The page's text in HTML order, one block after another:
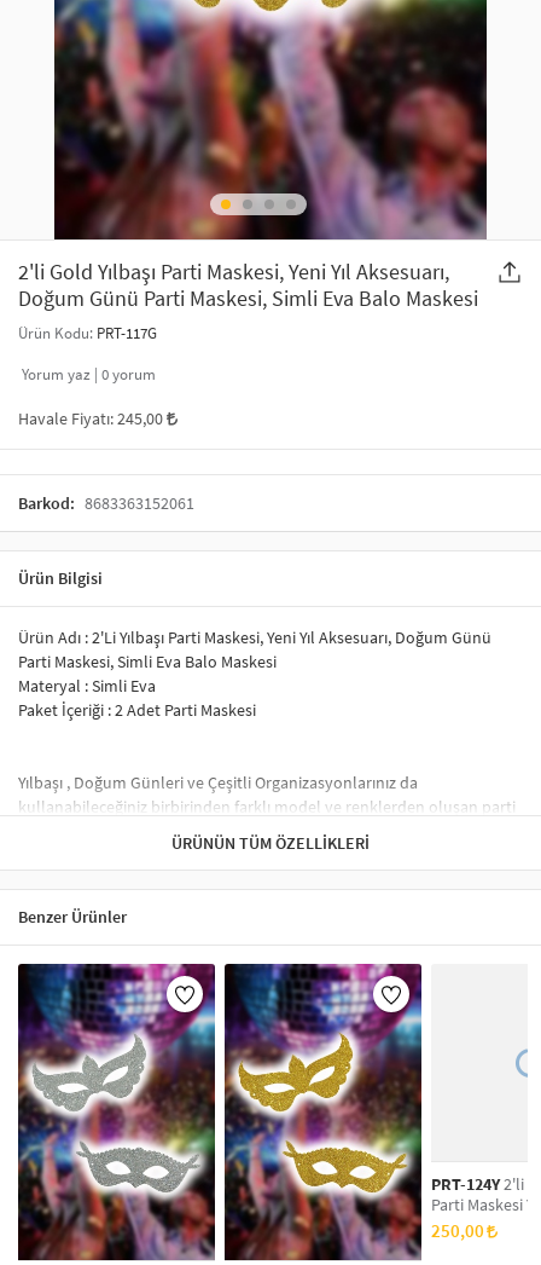
SAÇ AKSESUARLARI
GELİN / DÜĞÜN AKSESUARLARI
TELEFON ASKISI
MAKYAJ ÇANTASI
ŞAL VE FULAR
ODA KOKUSU VE MUM
PARTİ SÜSLERİ
YILBAŞI ÜRÜNLERİ
KULLAN AT TABAK BARDAK SETİ
2'li Gold Yılbaşı Parti Maskesi, Yeni Yıl Aksesuarı,
Doğum Günü Parti Maskesi, Simli Eva Balo Maskesi
Ürün Kodu: PRT-117G
Yorum yaz | 0yorum
Havale Fiyatı:245,00
Barkod: 8683363152061
Ürün Bilgisi
Ürün Adı : 2'Li Yılbaşı Parti Maskesi, Yeni Yıl Aksesuarı, Doğum Günü
Parti Maskesi, Simli Eva Balo Maskesi
Materyal : Simli Eva
Paket İçeriği : 2 Adet Parti Maskesi
Yılbaşı , Doğum Günleri ve Çeşitli Organizasyonlarınız da
kullanabileceğiniz birbirinden farklı model ve renklerden oluşan parti
maskelerimiz ile partileriniz daha da eğlenceli bir hal alacak.
Simli evadan üretildiği üzere azda olsa sim dökülmeleri yaşanacaktır.
İnce Lastik İp ile kolay kullanım sağlamaktadır.
Baş çevrenize göre dilediğiniz gibi ayarlayabilirsiniz.
Parti Maskeleri – Eğlenceli ve Şık Tasarımlar
Parti maskeleri, doğum günü, kostüm partileri, karnavallar ve maskeli
balolar gibi etkinliklerde popüler aksesuarlardır. Özellikle
maskeleri,simli maskelervetüylü maskelergibi çeşitler, partilerinize
renk katar. Ayrıca,Cadılar Bayramı maskelerivekarnaval maskeleri
de sıkça tercih edilen seçenekler arasındadır. Bu maskeler, hem
yetişkinler hem de çocuklar için farklı tasarımlarla sunulmaktadır.
Kaliteli malzemelerden üretilen maskeler, konforlu bir kullanım sağlar
ve etkinliklerinizde dikkat çekici bir görünüm elde etmenize yardımcı
olur.
ÜRÜNÜN TÜM ÖZELLIKLERI
Benzer Ürünler
PRT-124Y2'li
Parti Maskesi
Maskesi, Yeni
Doğum Günü
250,00